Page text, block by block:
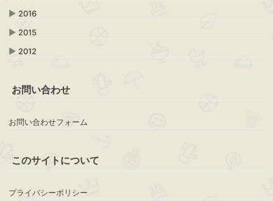
▶ 2016
▶ 2015
▶ 2012
お問い合わせ
お問い合わせフォーム
このサイトについて
プライバシーポリシー